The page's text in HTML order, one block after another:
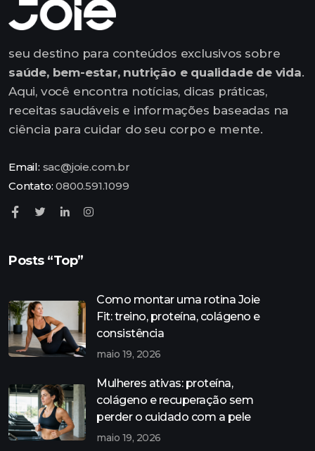
seu destino para conteúdos exclusivos sobre
saúde, bem-estar, nutrição e qualidade de vida.
Aqui, você encontra notícias, dicas práticas,
receitas saudáveis e informações baseadas na
ciência para cuidar do seu corpo e mente.
Email: sac@joie.com.br
Contato:0800.591.1099
Posts “Top”
Como montar uma rotina Joie
Fit: treino, proteína, colágeno e
consistência
maio 19, 2026
Mulheres ativas: proteína,
colágeno e recuperação sem
perder o cuidado com a pele
maio 19, 2026